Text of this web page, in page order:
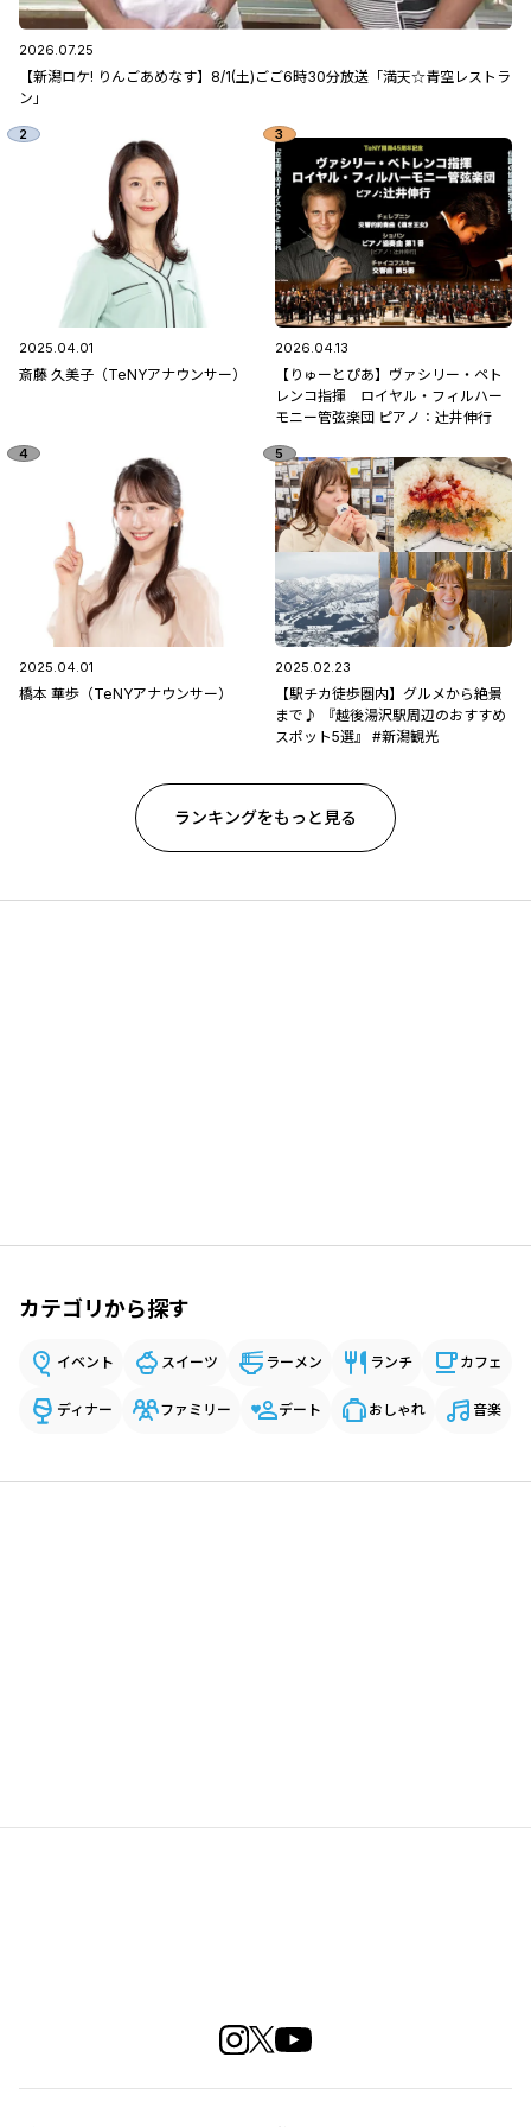
2026.07.25
【新潟ロケ! りんごあめなす】8/1(土)ごご6時30分放送「満天☆青空レストラ
ン」
2025.04.01
斎藤 久美子（TeNYアナウンサー）
2026.04.13
【りゅーとぴあ】ヴァシリー・ペト
レンコ指揮 ロイヤル・フィルハー
モニー管弦楽団 ピアノ：辻󠄀井伸行
2025.04.01
橋本 華歩（TeNYアナウンサー）
2025.02.23
【駅チカ徒歩圏内】グルメから絶景
まで♪ 『越後湯沢駅周辺のおすすめ
スポット5選』 #新潟観光
ランキングをもっと見る
カテゴリから探す
イベント スイーツ ラーメン ランチ カフェ
ディナー ファミリー デート おしゃれ 音楽